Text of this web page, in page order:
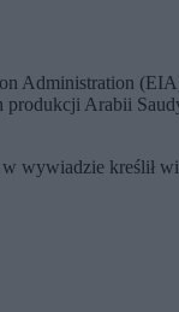
Administration
Arabii
wywiadzie kreślił